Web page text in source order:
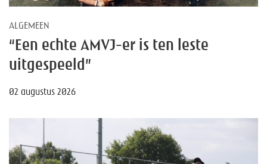
ALGEMEEN
“Een echte AMVJ-er is ten leste
uitgespeeld”
02 augustus 2026